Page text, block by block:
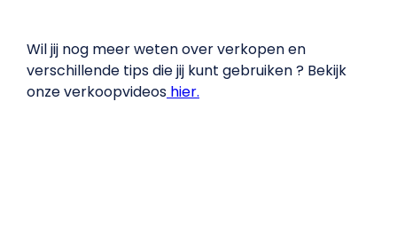
Wil jij nog meer weten over verkopen en
verschillende tips die jij kunt gebruiken ? Bekijk
onze verkoopvideos hier.